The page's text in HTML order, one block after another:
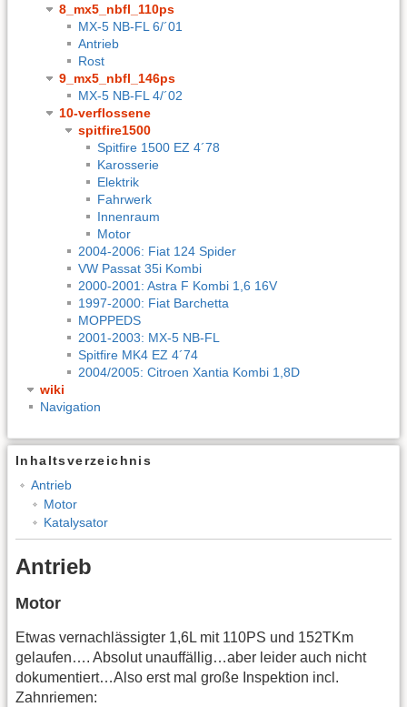
8_mx5_nbfl_110ps
MX-5 NB-FL 6/´01
Antrieb
Rost
9_mx5_nbfl_146ps
MX-5 NB-FL 4/´02
10-verflossene
spitfire1500
Spitfire 1500 EZ 4´78
Karosserie
Elektrik
Fahrwerk
Innenraum
Motor
2004-2006: Fiat 124 Spider
VW Passat 35i Kombi
2000-2001: Astra F Kombi 1,6 16V
1997-2000: Fiat Barchetta
MOPPEDS
2001-2003: MX-5 NB-FL
Spitfire MK4 EZ 4´74
2004/2005: Citroen Xantia Kombi 1,8D
wiki
Navigation
Inhaltsverzeichnis
Antrieb
Motor
Katalysator
Antrieb
Motor
Etwas vernachlässigter 1,6L mit 110PS und 152TKm
gelaufen…. Absolut unauffällig…aber leider auch nicht
dokumentiert…Also erst mal große Inspektion incl.
Zahnriemen: